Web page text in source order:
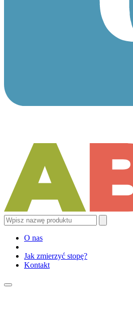
O nas
Jak zmierzyć stopę?
Kontakt